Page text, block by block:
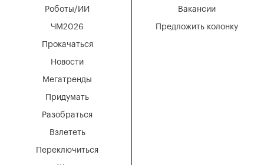
Мегатренды
Придумать
Разобраться
Взлететь
Новости
Переключиться
Роботы/ИИ
ЧМ2026
Прокачаться
Вакансии
Предложить колонку